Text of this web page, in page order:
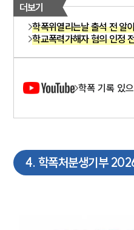
업
주요
법
업
학교폭력
더보기
학폭위열리는날 출석 전 알
학교폭력가해자 혐의 인정
학폭 기록 있
4. 학폭처분생기부